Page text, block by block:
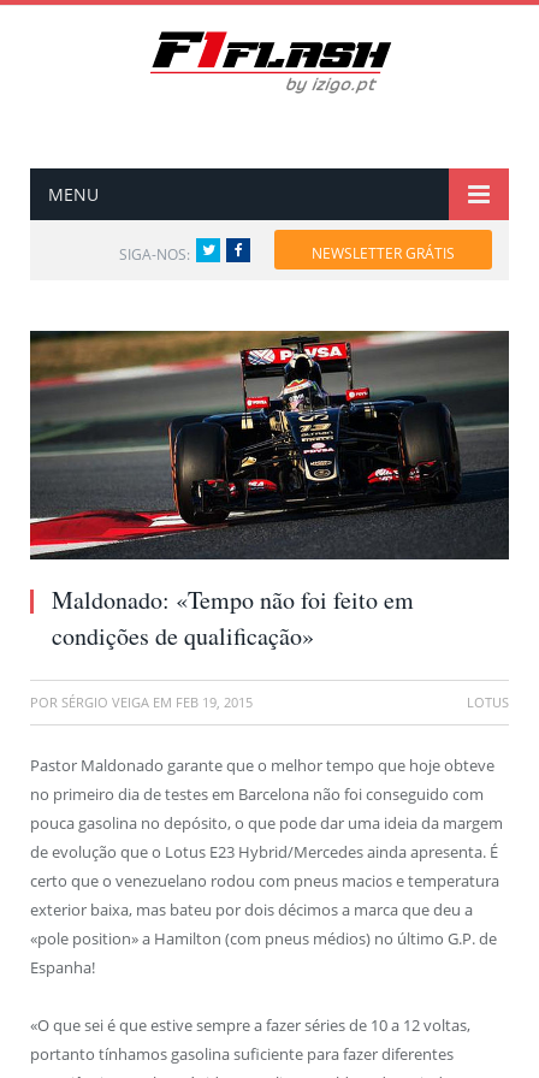
MENU
SIGA-NOS: TwitterFacebook NEWSLETTER GRÁTIS
Maldonado: «Tempo não foi feito em
condições de qualificação»
POR SÉRGIO VEIGA EM FEB 19, 2015 LOTUS
Pastor Maldonado garante que o melhor tempo que hoje obteve
no primeiro dia de testes em Barcelona não foi conseguido com
pouca gasolina no depósito, o que pode dar uma ideia da margem
de evolução que o Lotus E23 Hybrid/Mercedes ainda apresenta. É
certo que o venezuelano rodou com pneus macios e temperatura
exterior baixa, mas bateu por dois décimos a marca que deu a
«pole position» a Hamilton (com pneus médios) no último G.P. de
Espanha!
«O que sei é que estive sempre a fazer séries de 10 a 12 voltas,
portanto tínhamos gasolina suficiente para fazer diferentes